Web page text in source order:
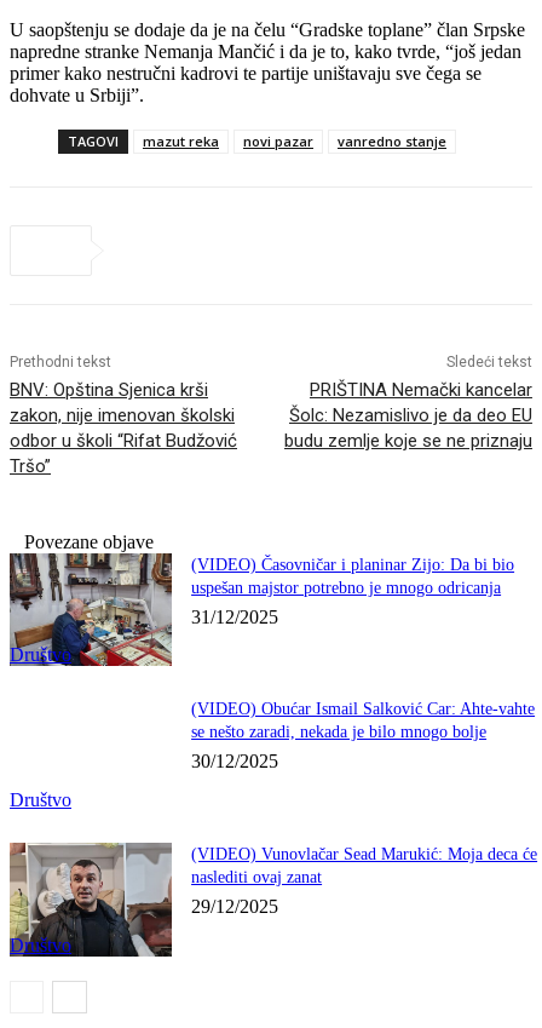
U saopštenju se dodaje da je na čelu “Gradske toplane” član Srpske
napredne stranke Nemanja Mančić i da je to, kako tvrde, “još jedan
primer kako nestručni kadrovi te partije uništavaju sve čega se
dohvate u Srbiji”.
TAGOVI mazut reka novi pazar vanredno stanje
Prethodni tekst
BNV: Opština Sjenica krši
zakon, nije imenovan školski
odbor u školi “Rifat Budžović
Tršo”
Sledeći tekst
PRIŠTINA Nemački kancelar
Šolc: Nezamislivo je da deo EU
budu zemlje koje se ne priznaju
Povezane objave
Društvo
(VIDEO) Časovničar i planinar Zijo: Da bi bio
uspešan majstor potrebno je mnogo odricanja
31/12/2025
Društvo
(VIDEO) Obućar Ismail Salković Car: Ahte-vahte
se nešto zaradi, nekada je bilo mnogo bolje
30/12/2025
Društvo
(VIDEO) Vunovlačar Sead Marukić: Moja deca će
naslediti ovaj zanat
29/12/2025